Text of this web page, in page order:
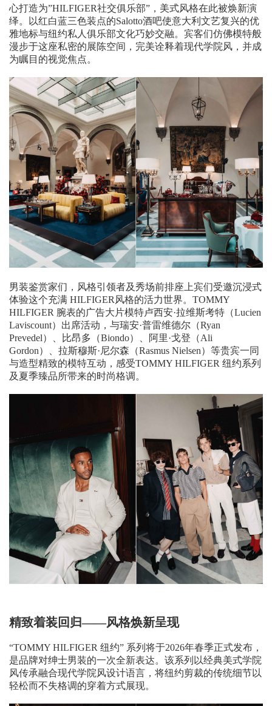
心打造为”HILFIGER社交俱乐部”，美式风格在此被焕新演
绎。以红白蓝三色装点的Salotto酒吧使意大利文艺复兴的优
雅地标与纽约私人俱乐部文化巧妙交融。宾客们仿佛模特般
漫步于这座私密的展陈空间，完美诠释着现代学院风，并成
为瞩目的视觉焦点。
男装鉴赏家们，风格引领者及秀场前排座上宾们受邀沉浸式
体验这个充满 HILFIGER风格的活力世界。TOMMY
HILFIGER 腕表的广告大片模特卢西安·拉维斯考特（Lucien
Laviscount）出席活动，与瑞安·普雷维德尔（Ryan
Prevedel）、比昂多（Biondo）、阿里·戈登（Ali
Gordon）、拉斯穆斯·尼尔森（Rasmus Nielsen）等贵宾一同
与造型精致的模特互动，感受TOMMY HILFIGER 纽约系列
及夏季臻品所带来的时尚格调。
精致着装回归——风格焕新呈现
“TOMMY HILFIGER 纽约” 系列将于2026年春季正式发布，
是品牌对绅士男装的一次全新表达。该系列以经典美式学院
风传承融合现代学院风设计语言，将纽约剪裁的传统细节以
轻松而不失格调的穿着方式展现。